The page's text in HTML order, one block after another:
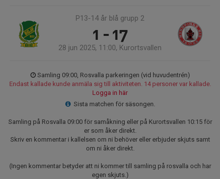
P13-14 år blå grupp 2
1 - 17
28 jun 2025, 11:00, Kurortsvallen
Samling 09:00, Rosvalla parkeringen (vid huvudentrén)
Endast kallade kunde anmäla sig till aktiviteten. 14 personer var kallade.
Logga in här
Sista matchen för säsongen.
Samling på Rosvalla 09:00 för samåkning eller på Kurortsvallen 10:15 för
er som åker direkt.
Skriv en kommentar i kallelsen om ni behöver eller erbjuder skjuts samt
om ni åker direkt.
(Ingen kommentar betyder att ni kommer till samling på rosvalla och har
egen skjuts.)